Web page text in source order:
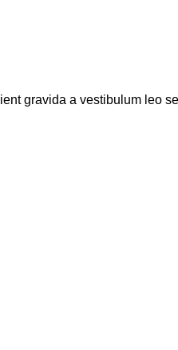
gravida a vestibulum leo